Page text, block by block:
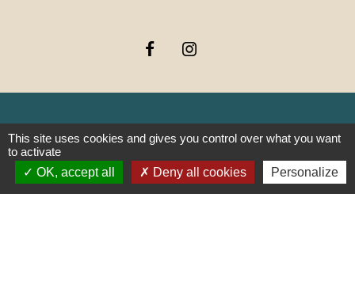
Liens
PREFECTURE DE SAÔNE ET
This site uses cookies and gives you control over what you want
to activate
OK, accept all
Deny all cookies Personalize